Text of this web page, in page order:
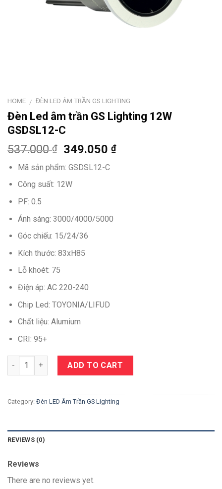
HOME / ĐÈN LED ÂM TRẦN GS LIGHTING
Đèn Led âm trần GS Lighting 12W
GSDSL12-C
537.000₫ 349.050₫
Mã sản phẩm: GSDSL12-C
Công suất: 12W
PF: 0.5
Ánh sáng: 3000/4000/5000
Góc chiếu: 15/24/36
Kích thước: 83xH85
Lỗ khoét: 75
Điện áp: AC 220-240
Chip Led: TOYONIA/LIFUD
Chất liệu: Alumium
CRI: 95+
Quantity ADD TO CART
Category: Đèn LED Âm Trần GS Lighting
REVIEWS (0)
Reviews
There are no reviews yet.